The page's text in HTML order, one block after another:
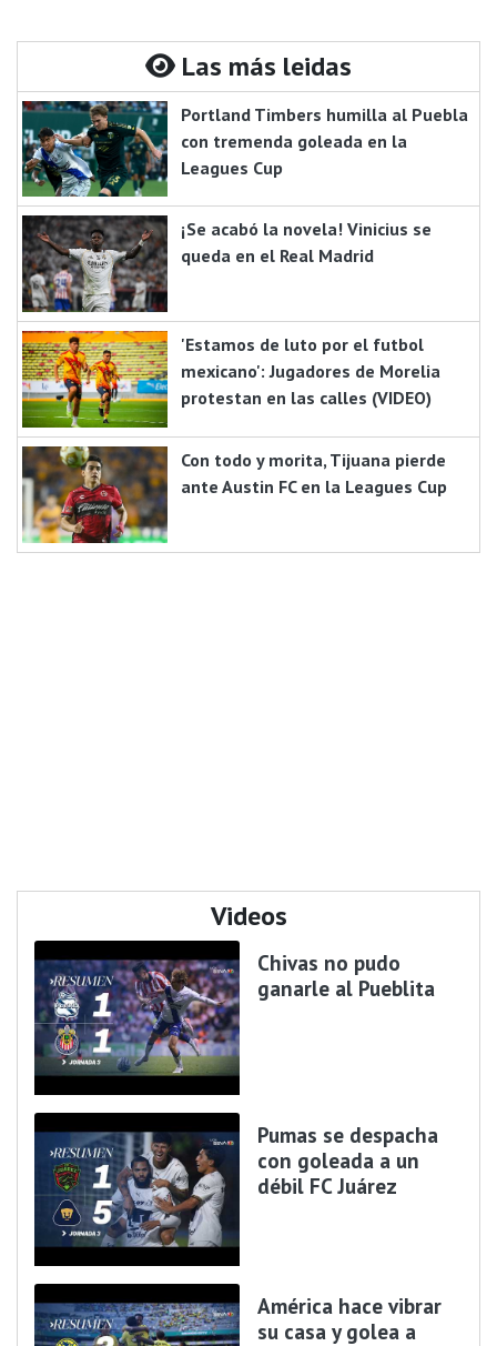
Las más leidas
Portland Timbers humilla al Puebla
con tremenda goleada en la
Leagues Cup
¡Se acabó la novela! Vinicius se
queda en el Real Madrid
'Estamos de luto por el futbol
mexicano': Jugadores de Morelia
protestan en las calles (VIDEO)
Con todo y morita, Tijuana pierde
ante Austin FC en la Leagues Cup
Videos
Chivas no pudo
ganarle al Pueblita
Pumas se despacha
con goleada a un
débil FC Juárez
América hace vibrar
su casa y golea a